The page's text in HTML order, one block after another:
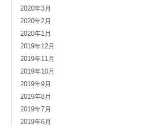
2020年3月
2020年2月
2020年1月
2019年12月
2019年11月
2019年10月
2019年9月
2019年8月
2019年7月
2019年6月